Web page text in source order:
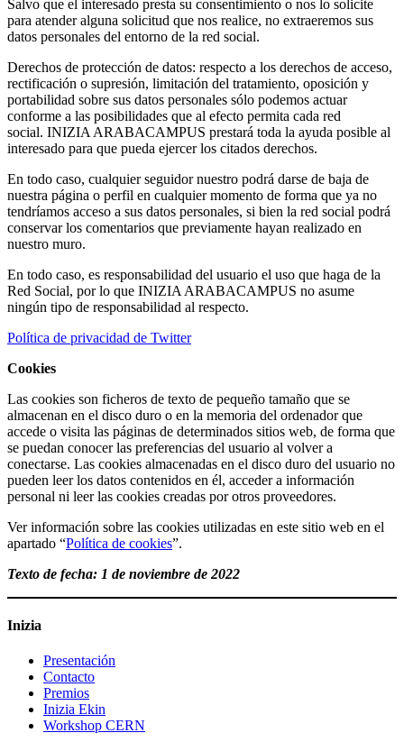
Salvo que el interesado presta su consentimiento o nos lo solicite
para atender alguna solicitud que nos realice, no extraeremos sus
datos personales del entorno de la red social.
Derechos de protección de datos: respecto a los derechos de acceso,
rectificación o supresión, limitación del tratamiento, oposición y
portabilidad sobre sus datos personales sólo podemos actuar
conforme a las posibilidades que al efecto permita cada red
social. INIZIA ARABACAMPUS prestará toda la ayuda posible al
interesado para que pueda ejercer los citados derechos.
En todo caso, cualquier seguidor nuestro podrá darse de baja de
nuestra página o perfil en cualquier momento de forma que ya no
tendríamos acceso a sus datos personales, si bien la red social podrá
conservar los comentarios que previamente hayan realizado en
nuestro muro.
En todo caso, es responsabilidad del usuario el uso que haga de la
Red Social, por lo que INIZIA ARABACAMPUS no asume
ningún tipo de responsabilidad al respecto.
Política de privacidad de Twitter
Cookies
Las cookies son ficheros de texto de pequeño tamaño que se
almacenan en el disco duro o en la memoria del ordenador que
accede o visita las páginas de determinados sitios web, de forma que
se puedan conocer las preferencias del usuario al volver a
conectarse. Las cookies almacenadas en el disco duro del usuario no
pueden leer los datos contenidos en él, acceder a información
personal ni leer las cookies creadas por otros proveedores.
Ver información sobre las cookies utilizadas en este sitio web en el
apartado “Política de cookies”.
Texto de fecha: 1 de noviembre de 2022
Inizia
Presentación
Contacto
Premios
Inizia Ekin
Workshop CERN